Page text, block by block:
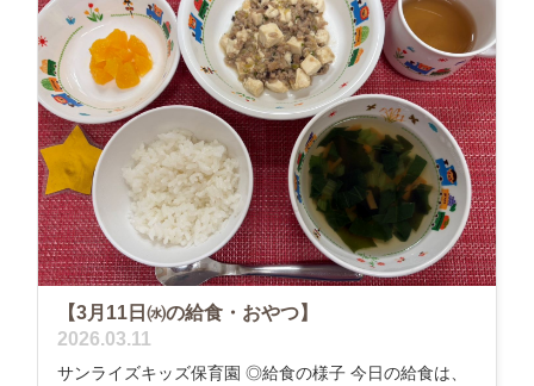
【3月11日㈬の給食・おやつ】
2026.03.11
サンライズキッズ保育園 ◎給食の様子 今日の給食は、